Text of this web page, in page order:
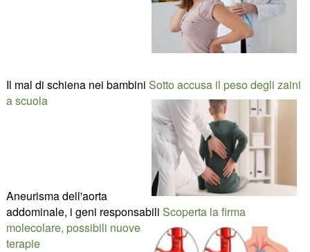
Il mal di schiena nei bambini Sotto accusa il peso degli zaini
a scuola
Aneurisma dell'aorta
addominale, i geni responsabili Scoperta la firma
molecolare, possibili nuove
terapie